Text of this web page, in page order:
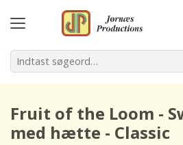
Fruit of the Loom -
med hætte - Classic